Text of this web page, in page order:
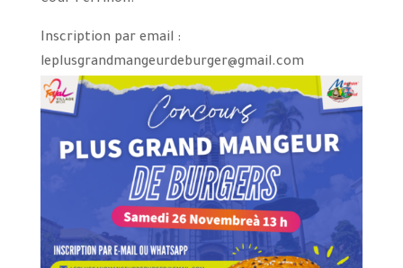
Inscription par email :
leplusgrandmangeurdeburger@gmail.com